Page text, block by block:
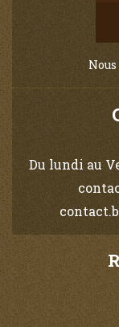
Du lundi au